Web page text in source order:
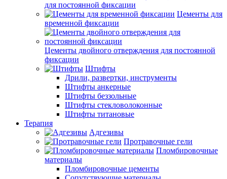
для постоянной фиксации
Цементы для
временной фиксации
Цементы двойного отверждения для постоянной
фиксации
Штифты
Дрили, развертки, инструменты
Штифты анкерные
Штифты беззольные
Штифты стекловолоконные
Штифты титановые
Терапия
Адгезивы
Протравочные гели
Пломбировочные
материалы
Пломбировочные цементы